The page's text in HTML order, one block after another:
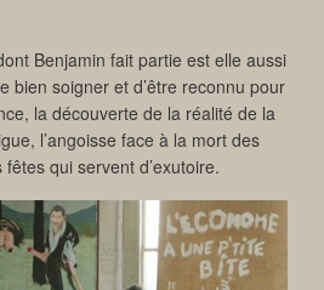
Benjamin fait partie est elle aussi
bien soigner et d’être reconnu pour
la découverte de la réalité de la
l’angoisse face à la mort des
qui servent d’exutoire.